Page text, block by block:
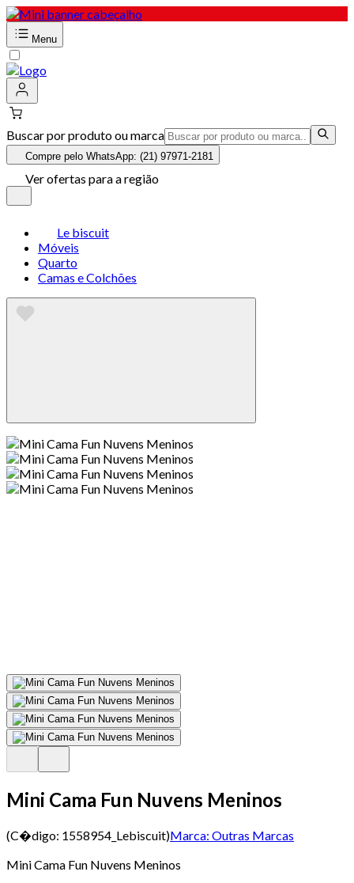
Menu
Buscar por produto ou marca
Compre pelo WhatsApp: (21) 97971-2181
Ver ofertas para a região
Le biscuit
Móveis
Quarto
Camas e Colchões
Mini Cama Fun Nuvens Meninos
(C�digo: 1558954_Lebiscuit)Marca: Outras Marcas
Mini Cama Fun Nuvens Meninos